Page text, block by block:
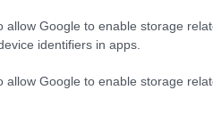
allow Google to enable storage
identifiers in apps.
allow Google to enable storage
dolguk. Egy férfi átlátszó
felé. A közízlést sértően